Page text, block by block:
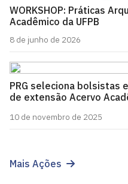
WORKSHOP: Práticas
Acadêmico da UFPB
8 de junho de 2026
PRG seleciona bolsistas
de extensão Acervo
10 de novembro de 2025
Mais Ações